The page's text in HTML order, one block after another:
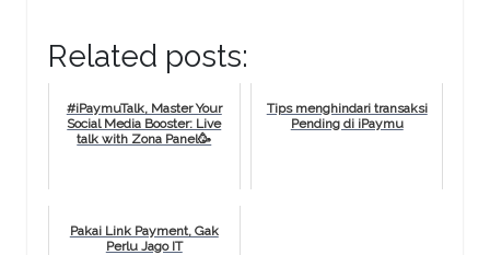
Related posts:
#iPaymuTalk, Master Your
Social Media Booster: Live
talk with Zona Panel🥳
Tips menghindari transaksi
Pending di iPaymu
Pakai Link Payment, Gak
Perlu Jago IT